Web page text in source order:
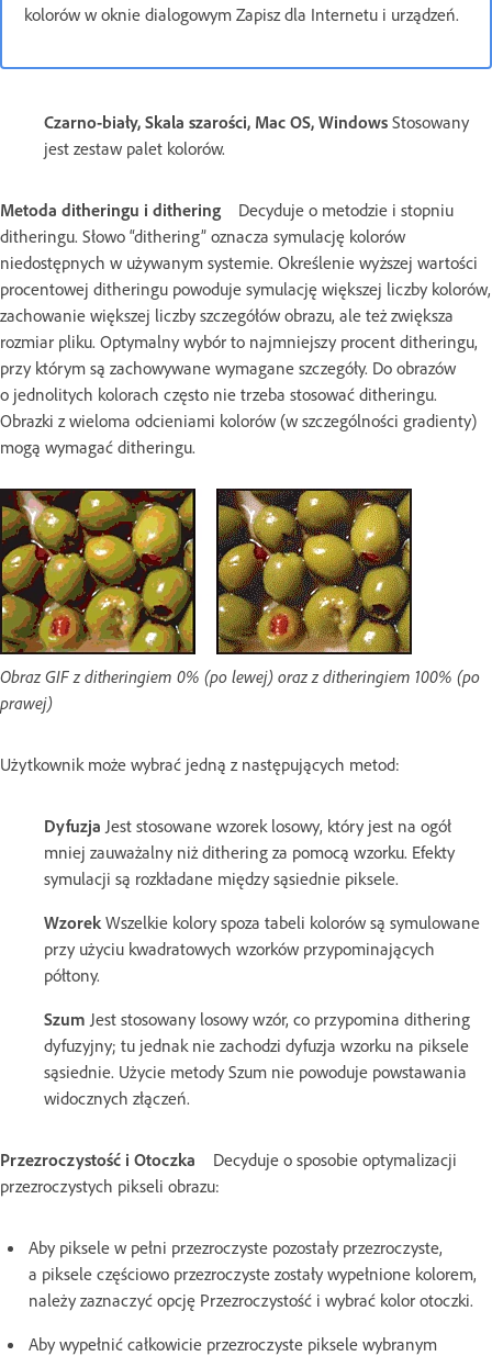
kolorów w oknie dialogowym Zapisz dla Internetu i urządzeń.
Czarno-biały, Skala szarości, Mac OS, Windows Stosowany
jest zestaw palet kolorów.
Metoda ditheringu i dithering
Decyduje o metodzie i stopniu
ditheringu. Słowo “dithering” oznacza symulację kolorów
niedostępnych w używanym systemie. Określenie wyższej wartości
procentowej ditheringu powoduje symulację większej liczby kolorów,
zachowanie większej liczby szczegółów obrazu, ale też zwiększa
rozmiar pliku. Optymalny wybór to najmniejszy procent ditheringu,
przy którym są zachowywane wymagane szczegóły. Do obrazów
o jednolitych kolorach często nie trzeba stosować ditheringu.
Obrazki z wieloma odcieniami kolorów (w szczególności gradienty)
mogą wymagać ditheringu.
Obraz GIF z ditheringiem 0% (po lewej) oraz z ditheringiem 100% (po
prawej)
Użytkownik może wybrać jedną z następujących metod:
Dyfuzja Jest stosowane wzorek losowy, który jest na ogół
mniej zauważalny niż dithering za pomocą wzorku. Efekty
symulacji są rozkładane między sąsiednie piksele.
Wzorek Wszelkie kolory spoza tabeli kolorów są symulowane
przy użyciu kwadratowych wzorków przypominających
półtony.
Szum Jest stosowany losowy wzór, co przypomina dithering
dyfuzyjny; tu jednak nie zachodzi dyfuzja wzorku na piksele
sąsiednie. Użycie metody Szum nie powoduje powstawania
widocznych złączeń.
Przezroczystość i Otoczka
Decyduje o sposobie optymalizacji
przezroczystych pikseli obrazu:
Aby piksele w pełni przezroczyste pozostały przezroczyste,
a piksele częściowo przezroczyste zostały wypełnione kolorem,
należy zaznaczyć opcję Przezroczystość i wybrać kolor otoczki.
Aby wypełnić całkowicie przezroczyste piksele wybranym